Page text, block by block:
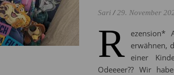
Sari / 29. November
R
ezension*
erwähnen,
einer
Odeeeer?? Wir